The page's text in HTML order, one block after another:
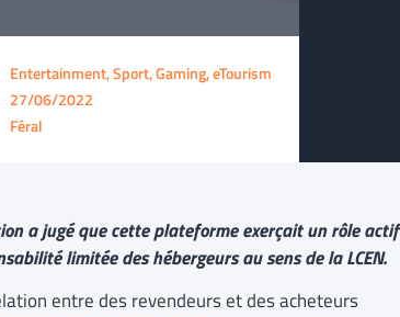
Entertainment, Sport, Gaming, eTourism
27/06/2022
Féral
a jugé que cette plateforme exerçait un rôle actif
limitée des hébergeurs au sens de la LCEN.
entre des revendeurs et des acheteurs